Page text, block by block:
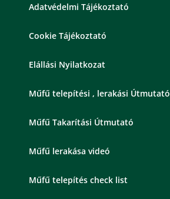
Adatvédelmi Tájékoztató
Cookie Tájékoztató
Elállási Nyilatkozat
Műfű telepítési , lerakási Útmutató
Műfű Takarítási Útmutató
Műfű lerakása videó
Műfű telepítés check list